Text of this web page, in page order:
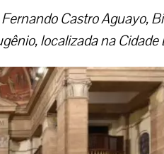
Castro Aguayo,
localizada na Cidade